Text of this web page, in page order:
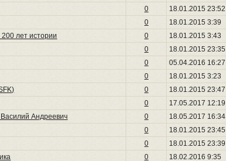
0 18.01.2015 23:52
0 18.01.2015 3:39
200 лет истории
0 18.01.2015 3:43
0 18.01.2015 23:35
0 05.04.2016 16:27
0 18.01.2015 3:23
0 18.01.2015 23:47
0 17.05.2017 12:19
Андреевич
0 18.05.2017 16:34
0 18.01.2015 23:45
0 18.01.2015 23:39
0 18.02.2016 9:35